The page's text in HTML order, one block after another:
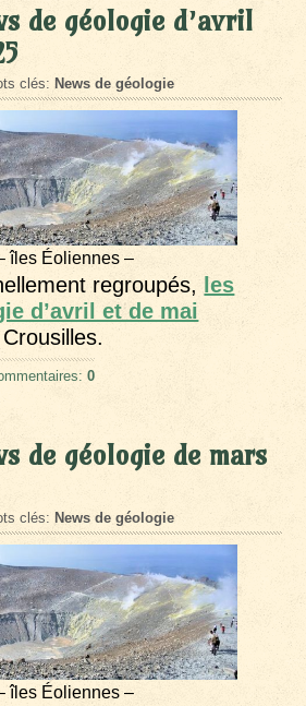
de géologie d’avril
clés:News de géologie
îles Éoliennes –
regroupés,
les
d’avril et de mai
0
de géologie de mars
clés: News de géologie
îles Éoliennes –